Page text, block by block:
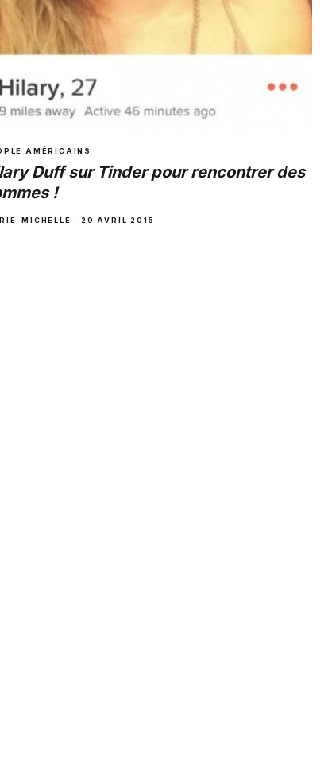
AMÉRICAINS
Duff sur Tinder pour rencontrer des
!
MICHELLE · 29 AVRIL 2015